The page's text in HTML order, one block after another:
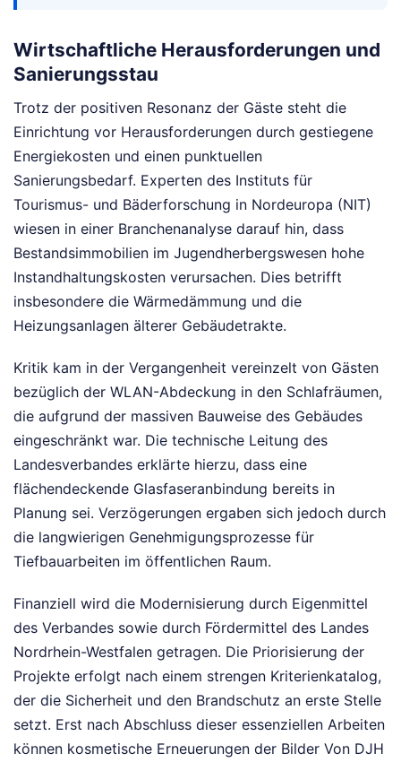
Wirtschaftliche Herausforderungen und
Sanierungsstau
Trotz der positiven Resonanz der Gäste steht die
Einrichtung vor Herausforderungen durch gestiegene
Energiekosten und einen punktuellen
Sanierungsbedarf. Experten des Instituts für
Tourismus- und Bäderforschung in Nordeuropa (NIT)
wiesen in einer Branchenanalyse darauf hin, dass
Bestandsimmobilien im Jugendherbergswesen hohe
Instandhaltungskosten verursachen. Dies betrifft
insbesondere die Wärmedämmung und die
Heizungsanlagen älterer Gebäudetrakte.
Kritik kam in der Vergangenheit vereinzelt von Gästen
bezüglich der WLAN-Abdeckung in den Schlafräumen,
die aufgrund der massiven Bauweise des Gebäudes
eingeschränkt war. Die technische Leitung des
Landesverbandes erklärte hierzu, dass eine
flächendeckende Glasfaseranbindung bereits in
Planung sei. Verzögerungen ergaben sich jedoch durch
die langwierigen Genehmigungsprozesse für
Tiefbauarbeiten im öffentlichen Raum.
Finanziell wird die Modernisierung durch Eigenmittel
des Verbandes sowie durch Fördermittel des Landes
Nordrhein-Westfalen getragen. Die Priorisierung der
Projekte erfolgt nach einem strengen Kriterienkatalog,
der die Sicherheit und den Brandschutz an erste Stelle
setzt. Erst nach Abschluss dieser essenziellen Arbeiten
können kosmetische Erneuerungen der Bilder Von DJH